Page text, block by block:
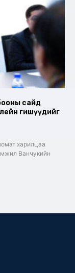
сайд
гишүүдийг
харилцаа
Ванчукийн